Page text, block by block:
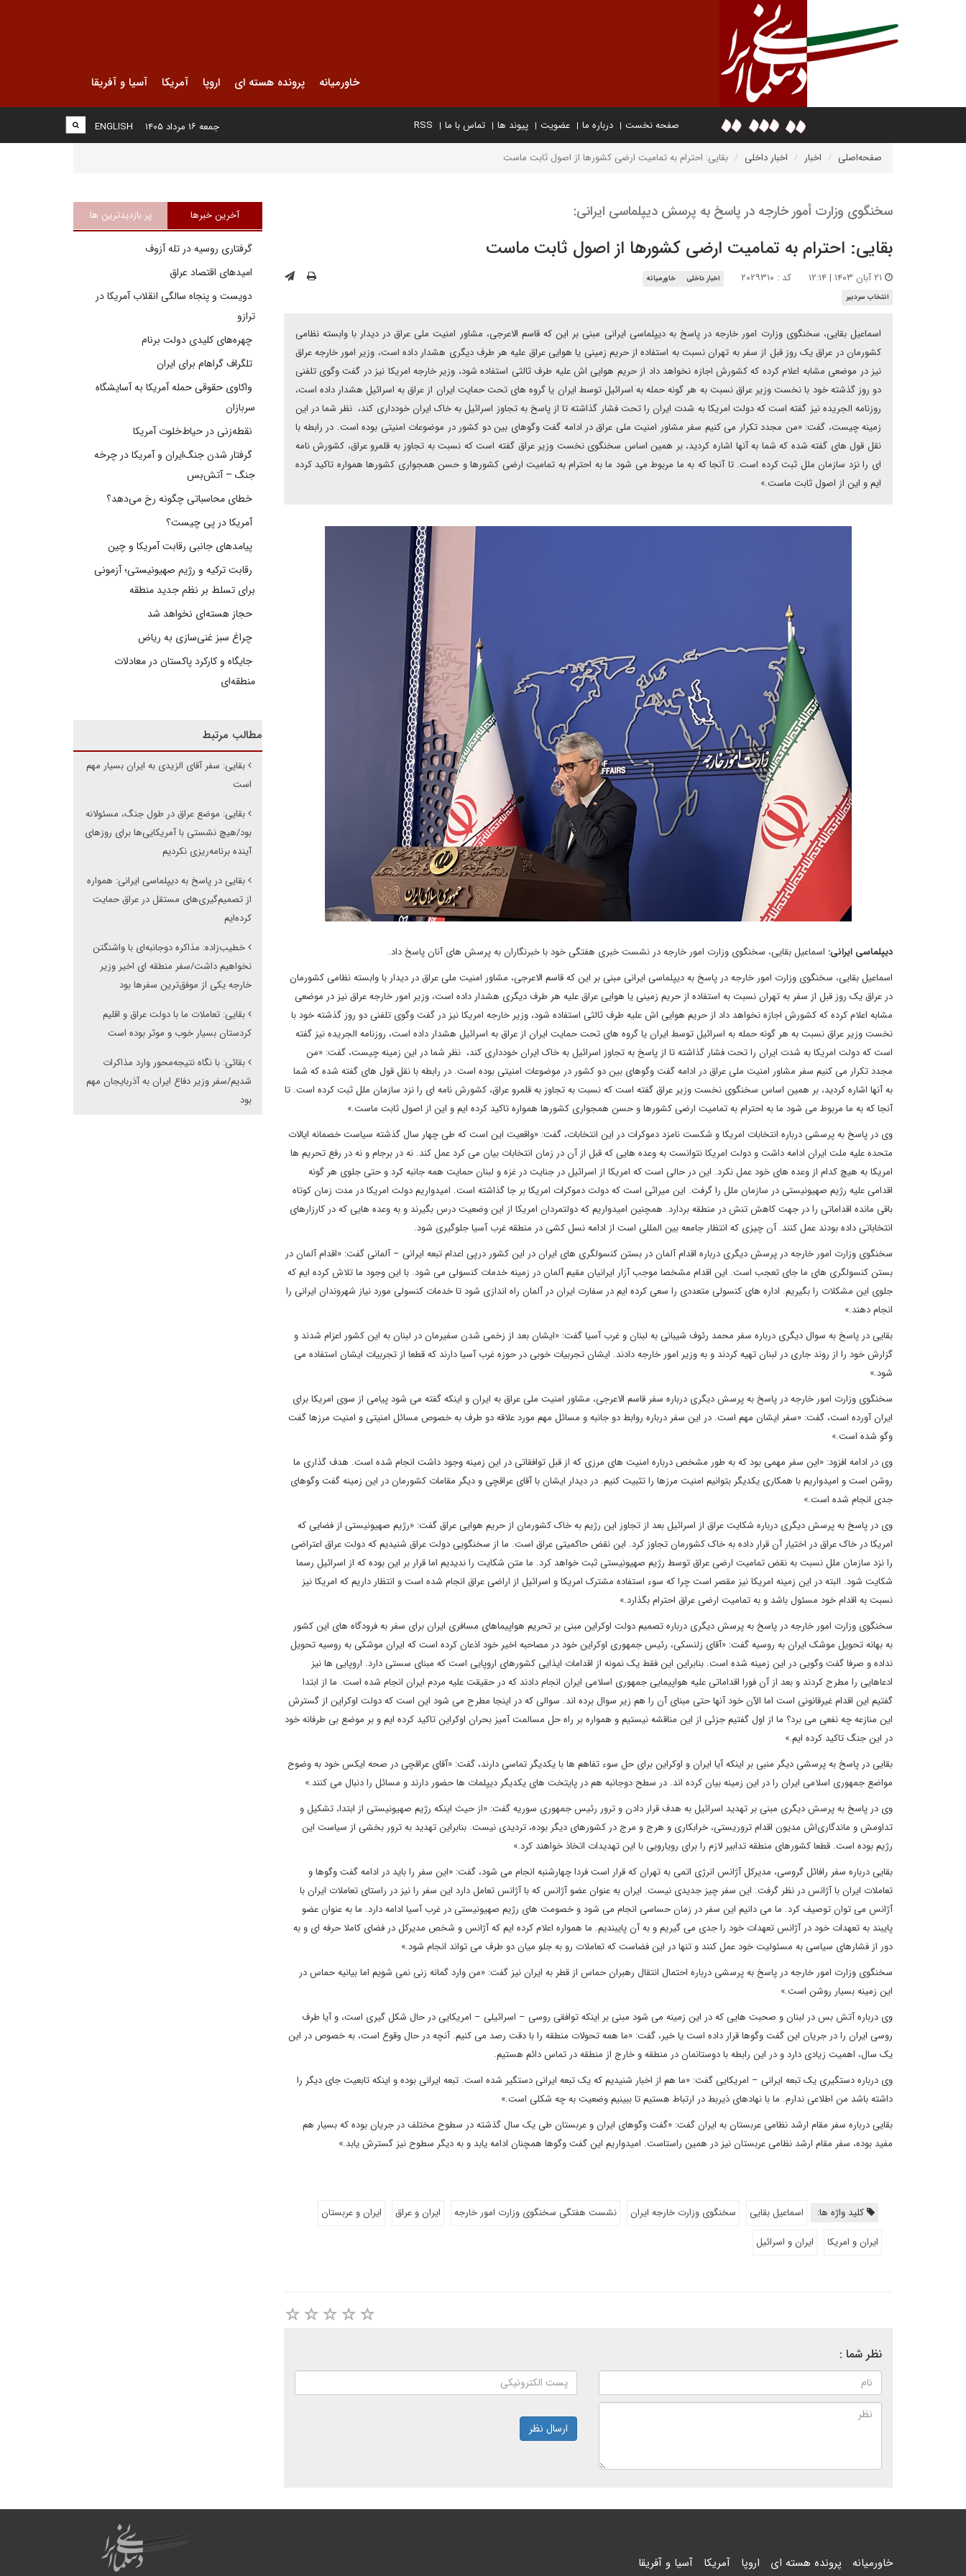
خاورمیانه پرونده هسته ای اروپا آمریکا آسیا و آفریقا
صفحه نخست درباره ما عضویت پیوند ها تماس با ما RSS
ENGLISH جمعه ۱۶ مرداد ۱۴۰۵
صفحه‌اصلی اخبار اخبار داخلی بقایی: احترام به تمامیت ارضی کشورها از اصول ثابت ماست
سخنگوی وزارت أمور خارجه در پاسخ به پرسش دیپلماسی ایرانی:
بقایی: احترام به تمامیت ارضی کشورها از اصول ثابت ماست
کد : ۲۰۲۹۳۱۰ اخبار داخلی
خاورمیانه
انتخاب سردبیر
اسماعیل بقایی، سخنگوی وزارت امور خارجه در پاسخ به دیپلماسی ایرانی مبنی بر این که قاسم الاعرجی، مشاور امنیت ملی عراق در دیدار با وابسته نظامی
کشورمان در عراق یک روز قبل از سفر به تهران نسبت به استفاده از حریم زمینی یا هوایی عراق علیه هر طرف دیگری هشدار داده است، وزیر امور خارجه عراق
نیز در موضعی مشابه اعلام کرده که کشورش اجازه نخواهد داد از حریم هوایی اش علیه طرف ثالثی استفاده شود، وزیر خارجه امریکا نیز در گفت وگوی تلفنی
دو روز گذشته خود با نخست وزیر عراق نسبت به هر گونه حمله به اسرائیل توسط ایران یا گروه های تحت حمایت ایران از عراق به اسرائیل هشدار داده است،
روزنامه الجریده نیز گفته است که دولت امریکا به شدت ایران را تحت فشار گذاشته تا از پاسخ به تجاوز اسرائیل به خاک ایران خودداری کند، نظر شما در این
زمینه چیست، گفت: «من مجدد تکرار می کنیم سفر مشاور امنیت ملی عراق در ادامه گفت وگوهای بین دو کشور در موضوعات امنیتی بوده است. در رابطه با
نقل قول های گفته شده که شما به آنها اشاره کردید، بر همین اساس سخنگوی نخست وزیر عراق گفته است که نسبت به تجاوز به قلمرو عراق، کشورش نامه
ای را نزد سازمان ملل ثبت کرده است. تا آنجا که به ما مربوط می شود ما به احترام به تمامیت ارضی کشورها و حسن همجواری کشورها همواره تاکید کرده
ایم و این از اصول ثابت ماست.»
دیپلماسی ایرانی: اسماعیل بقایی، سخنگوی وزارت امور خارجه در نشست خبری هفتگی خود با خبرنگاران به پرسش های آنان پاسخ داد.
اسماعیل بقایی، سخنگوی وزارت امور خارجه در پاسخ به دیپلماسی ایرانی مبنی بر این که قاسم الاعرجی، مشاور امنیت ملی عراق در دیدار با وابسته نظامی کشورمان
در عراق یک روز قبل از سفر به تهران نسبت به استفاده از حریم زمینی یا هوایی عراق علیه هر طرف دیگری هشدار داده است، وزیر امور خارجه عراق نیز در موضعی
مشابه اعلام کرده که کشورش اجازه نخواهد داد از حریم هوایی اش علیه طرف ثالثی استفاده شود، وزیر خارجه امریکا نیز در گفت وگوی تلفنی دو روز گذشته خود با
نخست وزیر عراق نسبت به هر گونه حمله به اسرائیل توسط ایران یا گروه های تحت حمایت ایران از عراق به اسرائیل هشدار داده است، روزنامه الجریده نیز گفته
است که دولت امریکا به شدت ایران را تحت فشار گذاشته تا از پاسخ به تجاوز اسرائیل به خاک ایران خودداری کند، نظر شما در این زمینه چیست، گفت: «من
مجدد تکرار می کنیم سفر مشاور امنیت ملی عراق در ادامه گفت وگوهای بین دو کشور در موضوعات امنیتی بوده است. در رابطه با نقل قول های گفته شده که شما
به آنها اشاره کردید، بر همین اساس سخنگوی نخست وزیر عراق گفته است که نسبت به تجاوز به قلمرو عراق، کشورش نامه ای را نزد سازمان ملل ثبت کرده است. تا
آنجا که به ما مربوط می شود ما به احترام به تمامیت ارضی کشورها و حسن همجواری کشورها همواره تاکید کرده ایم و این از اصول ثابت ماست.»
وی در پاسخ به پرسشی درباره انتخابات امریکا و شکست نامزد دموکرات در این انتخابات، گفت: «واقعیت این است که طی چهار سال گذشته سیاست خصمانه ایالات
متحده علیه ملت ایران ادامه داشت و دولت امریکا نتوانست به وعده هایی که قبل از آن در زمان انتخابات بیان می کرد عمل کند. نه در برجام و نه در رفع تحریم ها
امریکا به هیچ کدام از وعده های خود عمل نکرد. این در حالی است که امریکا از اسرائیل در جنایت در غزه و لبنان حمایت همه جانبه کرد و حتی جلوی هر گونه
اقدامی علیه رژیم صهیونیستی در سازمان ملل را گرفت. این میراثی است که دولت دموکرات امریکا بر جا گذاشته است. امیدواریم دولت امریکا در مدت زمان کوتاه
باقی مانده اقداماتی را در جهت کاهش تنش در منطقه بردارد. همچنین امیدواریم که دولتمردان امریکا از این وضعیت درس بگیرند و به وعده هایی که در کارزارهای
انتخاباتی داده بودند عمل کنند. آن چیزی که انتظار جامعه بین المللی است از ادامه نسل کشی در منطقه غرب آسیا جلوگیری شود.
سخنگوی وزارت امور خارجه در پرسش دیگری درباره اقدام آلمان در بستن کنسولگری های ایران در این کشور درپی اعدام تبعه ایرانی – آلمانی گفت: «اقدام آلمان در
بستن کنسولگری های ما جای تعجب است. این اقدام مشخصا موجب آزار ایرانیان مقیم آلمان در زمینه خدمات کنسولی می شود. با این وجود ما تلاش کرده ایم که
جلوی این مشکلات را بگیریم. اداره های کنسولی متعددی را سعی کرده ایم در سفارت ایران در آلمان راه اندازی شود تا خدمات کنسولی مورد نیاز شهروندان ایرانی را
انجام دهند.»
بقایی در پاسخ به سوال دیگری درباره سفر محمد رئوف شیبانی به لبنان و غرب آسیا گفت: «ایشان بعد از زخمی شدن سفیرمان در لبنان به این کشور اعزام شدند و
گزارش خود را از روند جاری در لبنان تهیه کردند و به وزیر امور خارجه دادند. ایشان تجربیات خوبی در حوزه غرب آسیا دارند که قطعا از تجربیات ایشان استفاده می
شود.»
سخنگوی وزارت امور خارجه در پاسخ به پرسش دیگری درباره سفر قاسم الاعرجی، مشاور امنیت ملی عراق به ایران و اینکه گفته می شود پیامی از سوی امریکا برای
ایران آورده است، گفت: «سفر ایشان مهم است. در این سفر درباره روابط دو جانبه و مسائل مهم مورد علاقه دو طرف به خصوص مسائل امنیتی و امنیت مرزها گفت
وگو شده است.»
وی در ادامه افزود: «این سفر مهمی بود که به طور مشخص درباره امنیت های مرزی که از قبل توافقاتی در این زمینه وجود داشت انجام شده است. هدف گذاری ما
روشن است و امیدواریم با همکاری یکدیگر بتوانیم امنیت مرزها را تثبیت کنیم. در دیدار ایشان با آقای عراقچی و دیگر مقامات کشورمان در این زمینه گفت وگوهای
جدی انجام شده است.»
وی در پاسخ به پرسش دیگری درباره شکایت عراق از اسرائیل بعد از تجاوز این رژیم به خاک کشورمان از حریم هوایی عراق گفت: «رژیم صهیونیستی از فضایی که
امریکا در خاک عراق در اختیار آن قرار داده به خاک کشورمان تجاوز کرد. این نقض حاکمیتی عراق است. ما از سخنگویی دولت عراق شنیدیم که دولت عراق اعتراضی
را نزد سازمان ملل نسبت به نقض تمامیت ارضی عراق توسط رژیم صهیونیستی ثبت خواهد کرد. ما متن شکایت را ندیدیم اما قرار بر این بوده که از اسرائیل رسما
شکایت شود. البته در این زمینه امریکا نیز مقصر است چرا که سوء استفاده مشترک امریکا و اسرائیل از اراضی عراق انجام شده است و انتظار داریم که امریکا نیز
نسبت به اقدام خود مسئول باشد و به تمامیت ارضی عراق احترام بگذارد.»
سخنگوی وزارت امور خارجه در پاسخ به پرسش دیگری درباره تصمیم دولت اوکراین مبنی بر تحریم هواپیماهای مسافری ایران برای سفر به فرودگاه های این کشور
به بهانه تحویل موشک ایران به روسیه گفت: «آقای زلنسکی، رئیس جمهوری اوکراین خود در مصاحبه اخیر خود اذعان کرده است که ایران موشکی به روسیه تحویل
نداده و صرفا گفت وگویی در این زمینه شده است. بنابراین این فقط یک نمونه از اقدامات ایذایی کشورهای اروپایی است که مبنای سستی دارد. اروپایی ها نیز
ادعاهایی را مطرح کردند و بعد از آن فورا اقداماتی علیه هواپیمایی جمهوری اسلامی ایران انجام دادند که در حقیقت علیه مردم ایران انجام شده است. ما از ابتدا
گفتیم این اقدام غیرقانونی است اما الآن خود آنها حتی مبنای آن را هم زیر سوال برده اند. سوالی که در اینجا مطرح می شود این است که دولت اوکراین از گسترش
این منازعه چه نفعی می برد؟ ما از اول گفتیم جزئی از این مناقشه نیستیم و همواره بر راه حل مسالمت آمیز بحران اوکراین تاکید کرده ایم و بر موضع بی طرفانه خود
در این جنگ تاکید کرده ایم.»
بقایی در پاسخ به پرسشی دیگر منبی بر اینکه آیا ایران و اوکراین برای حل سوء تفاهم ها با یکدیگر تماسی دارند، گفت: «آقای عراقچی در صحه ایکس خود به وضوح
مواضع جمهوری اسلامی ایران را در این زمینه بیان کرده اند. در سطح دوجانبه هم در پایتخت های یکدیگر دیپلمات ها حضور دارند و مسائل را دنبال می کنند.»
وی در پاسخ به پرسش دیگری مبنی بر تهدید اسرائیل به هدف قرار دادن و ترور رئیس جمهوری سوریه گفت: «از حیث اینکه رژیم صهیونیستی از ابتدا، تشکیل و
تداومش و ماندگاری‌اش مدیون اقدام تروریستی، خرابکاری و هرج و مرج در کشورهای دیگر بوده، تردیدی نیست. بنابراین تهدید به ترور بخشی از سیاست این
رژیم بوده است. قطعا کشورهای منطقه تدابیر لازم را برای رویارویی با این تهدیدات اتخاذ خواهند کرد.»
بقایی درباره سفر رافائل گروسی، مدیرکل آژانس انرژی اتمی به تهران که قرار است فردا چهارشنبه انجام می شود، گفت: «این سفر را باید در ادامه گفت وگوها و
تعاملات ایران با آژانس در نظر گرفت. این سفر چیز جدیدی نیست. ایران به عنوان عضو آژانس که با آژانس تعامل دارد این سفر را نیز در راستای تعاملات ایران با
آژانس می توان توصیف کرد. ما می دانیم این سفر در زمان حساسی انجام می شود و خصومت های رژیم صهیونیستی در غرب آسیا ادامه دارد. ما به عنوان عضو
پایبند به تعهدات خود در آژانس تعهدات خود را جدی می گیریم و به آن پایبندیم. ما همواره اعلام کرده ایم که آژانس و شخص مدیرکل در فضای کاملا حرفه ای و به
دور از فشارهای سیاسی به مسئولیت خود عمل کنند و تنها در این فضاست که تعاملات رو به جلو میان دو طرف می تواند انجام شود.»
سخنگوی وزارت امور خارجه در پاسخ به پرسشی درباره احتمال انتقال رهبران حماس از قطر به ایران نیز گفت: «من وارد گمانه زنی نمی شویم اما بیانیه حماس در
این زمینه بسیار روشن است.»
وی درباره آتش بس در لبنان و صحبت هایی که در این زمینه می شود مبنی بر اینکه توافقی روسی – اسرائیلی – امریکایی در حال شکل گیری است، و آیا طرف
روسی ایران را در جریان این گفت وگوها قرار داده است یا خیر، گفت: «ما همه تحولات منطقه را با دقت رصد می کنیم. آنچه در حال وقوع است، به خصوص در این
یک سال، اهمیت زیادی دارد و در این رابطه با دوستانمان در منطقه و خارج از منطقه در تماس دائم هستیم.
وی درباره دستگیری یک تبعه ایرانی – امریکایی گفت: «ما هم از اخبار شنیدیم که یک تبعه ایرانی دستگیر شده است. تبعه ایرانی بوده و اینکه تابعیت جای دیگر را
داشته باشد من اطلاعی ندارم. ما با نهادهای ذیربط در ارتباط هستیم تا ببینیم وضعیت به چه شکلی است.»
بقایی درباره سفر مقام ارشد نظامی عربستان به ایران گفت: «گفت وگوهای ایران و عربستان طی یک سال گذشته در سطوح مختلف در جریان بوده که بسیار هم
مفید بوده، سفر مقام ارشد نظامی عربستان نیز در همین راستاست. امیدواریم این گفت وگوها همچنان ادامه یابد و به دیگر سطوح نیز گسترش یابد.»
کلید واژه ها: اسماعیل بقایی سخنگوی وزارت خارجه ایران نشست هفتگی سخنگوی وزارت امور خارجه ایران و عراق
ایران و عربستان
ایران و امریکا
ایران و اسرائیل
نظر شما :
ارسال نظر
آخرین خبرها پر بازدیدترین ها
گرفتاری روسیه در تله آزوف
امیدهای اقتصاد عراق
دویست و پنجاه سالگی انقلاب آمریکا در
ترازو
چهره‌های کلیدی دولت برنام
تلگراف گراهام برای ایران
واکاوی حقوقی حمله آمریکا به آسایشگاه
سربازان
نقطه‌زنی در حیاط‌خلوت آمریکا
گرفتار شدن جنگ‌ایران و آمریکا در چرخه
جنگ – آتش‌بس
خطای محاسباتی چگونه رخ می‌دهد؟
آمریکا در پی چیست؟
پیامدهای جانبی رقابت آمریکا و چین
رقابت ترکیه و رژیم صهیونیستی؛ آزمونی
برای تسلط بر نظم جدید منطقه
حجاز هسته‌ای نخواهد شد
چراغ سبز غنی‌سازی به ریاض
جایگاه و کارکرد پاکستان در معادلات
منطقه‌ای
مطالب مرتبط
بقایی: سفر آقای الزیدی به ایران بسیار مهم
است
بقایی: موضع عراق در طول جنگ، مسئولانه
بود/هیچ نشستی با آمریکایی‌ها برای روزهای
آینده برنامه‌ریزی نکردیم
بقایی در پاسخ به دیپلماسی ایرانی: همواره
از تصمیم‌گیری‌های مستقل در عراق حمایت
کرده‌ایم
خطیب‌زاده: مذاکره دوجانبه‌ای با واشنگتن
نخواهیم داشت/سفر منطقه ای اخیر وزیر
خارجه یکی از موفق‌ترین سفرها بود
بقایی: تعاملات ما با دولت عراق و اقلیم
کردستان بسیار خوب و موثر بوده است
بقائی: با نگاه نتیجه‌محور وارد مذاکرات
شدیم/سفر وزیر دفاع ایران به آذربایجان مهم
بود
خاورمیانه پرونده هسته ای اروپا آمریکا آسیا و آفریقا